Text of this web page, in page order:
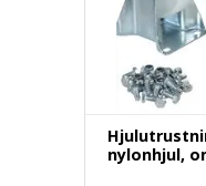
nylonhjul,